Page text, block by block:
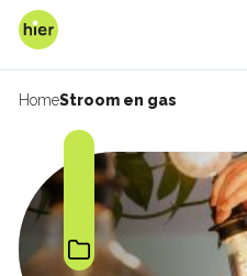
Overslaan
Kruimelpad
HomeStroom en gas